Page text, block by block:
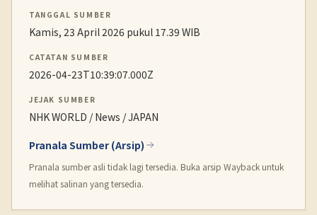
TANGGAL SUMBER
Kamis, 23 April 2026 pukul 17.39 WIB
CATATAN SUMBER
2026-04-23T10:39:07.000Z
JEJAK SUMBER
NHK WORLD / News / JAPAN
Pranala Sumber (Arsip)
Pranala sumber asli tidak lagi tersedia. Buka arsip Wayback untuk
melihat salinan yang tersedia.